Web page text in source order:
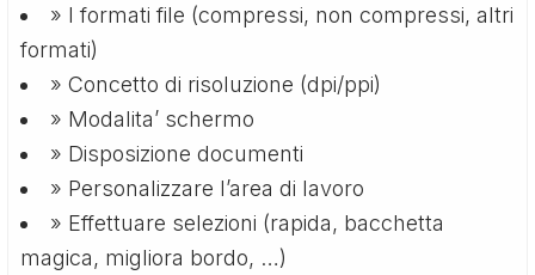
» I formati file (compressi, non compressi, altri
formati)
» Concetto di risoluzione (dpi/ppi)
» Modalita’ schermo
» Disposizione documenti
» Personalizzare l’area di lavoro
» Effettuare selezioni (rapida, bacchetta
magica, migliora bordo, …)